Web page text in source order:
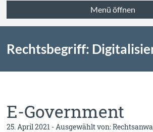
Menü öffnen
Rechtsbegriff:
E-Government
25. April 2021 - Ausgewählt von: